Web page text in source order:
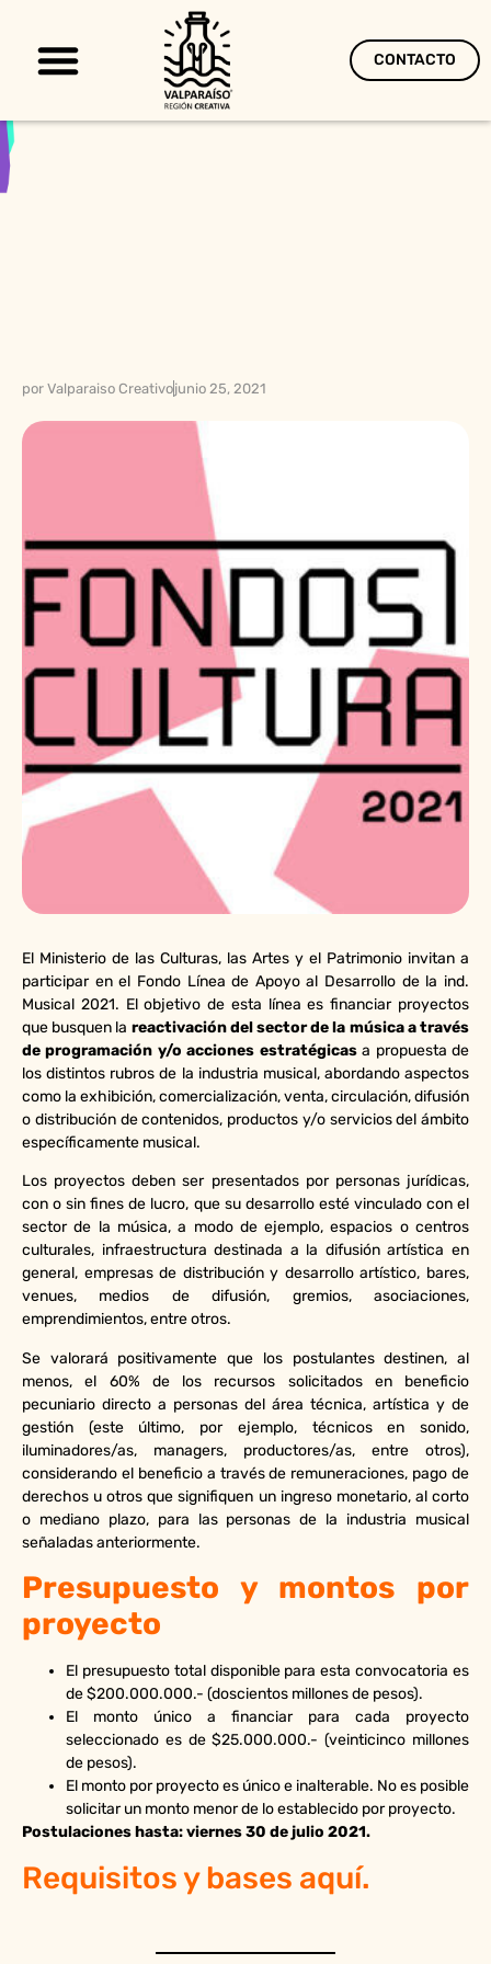
CONTACTO
por Valparaiso Creativojunio 25, 2021
El Ministerio de las Culturas, las Artes y el Patrimonio invitan a
participar en el Fondo Línea de Apoyo al Desarrollo de la ind.
Musical 2021. El objetivo de esta línea es financiar proyectos
que busquen la reactivación del sector de la música a través
de programación y/o acciones estratégicasa propuesta de
los distintos rubros de la industria musical, abordando aspectos
como la exhibición, comercialización, venta, circulación, difusión
o distribución de contenidos, productos y/o servicios del ámbito
específicamente musical.
Los proyectos deben ser presentados por personas jurídicas,
con o sin fines de lucro, que su desarrollo esté vinculado con el
sector de la música, a modo de ejemplo, espacios o centros
culturales, infraestructura destinada a la difusión artística en
general, empresas de distribución y desarrollo artístico, bares,
venues, medios de difusión, gremios, asociaciones,
emprendimientos, entre otros.
Se valorará positivamente que los postulantes destinen, al
menos, el 60% de los recursos solicitados en beneficio
pecuniario directo a personas del área técnica, artística y de
gestión (este último, por ejemplo, técnicos en sonido,
iluminadores/as, managers, productores/as, entre otros),
considerando el beneficio a través de remuneraciones, pago de
derechos u otros que signifiquen un ingreso monetario, al corto
o mediano plazo, para las personas de la industria musical
señaladas anteriormente.
Presupuesto y montos por
proyecto
El presupuesto total disponible para esta convocatoria es
de $200.000.000.- (doscientos millones de pesos).
El monto único a financiar para cada proyecto
seleccionado es de $25.000.000.- (veinticinco millones
de pesos).
El monto por proyecto es único e inalterable. No es posible
solicitar un monto menor de lo establecido por proyecto.
Postulaciones hasta: viernes 30 de julio 2021.
Requisitos y bases aquí.